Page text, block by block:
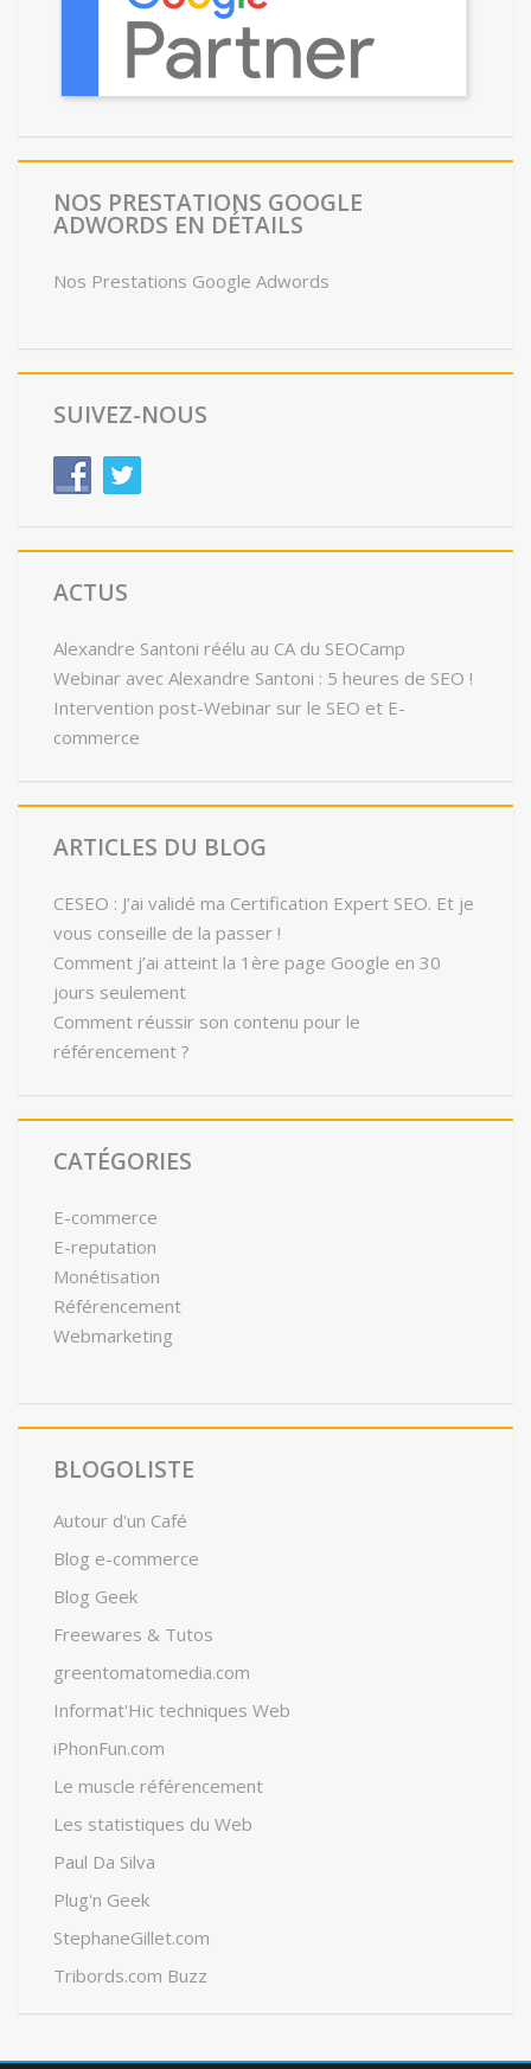
NOS PRESTATIONS GOOGLE
ADWORDS EN DÉTAILS
Nos Prestations Google Adwords
SUIVEZ-NOUS
ACTUS
Alexandre Santoni réélu au CA du SEOCamp
Webinar avec Alexandre Santoni : 5 heures de SEO !
Intervention post-Webinar sur le SEO et E-
commerce
ARTICLES DU BLOG
CESEO : J’ai validé ma Certification Expert SEO. Et je
vous conseille de la passer !
Comment j’ai atteint la 1ère page Google en 30
jours seulement
Comment réussir son contenu pour le
référencement ?
CATÉGORIES
E-commerce
E-reputation
Monétisation
Référencement
Webmarketing
BLOGOLISTE
Autour d'un Café
Blog e-commerce
Blog Geek
Freewares & Tutos
greentomatomedia.com
Informat'Hic techniques Web
iPhonFun.com
Le muscle référencement
Les statistiques du Web
Paul Da Silva
Plug'n Geek
StephaneGillet.com
Tribords.com Buzz